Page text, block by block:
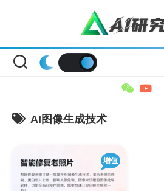
AI图像生成技术
增值